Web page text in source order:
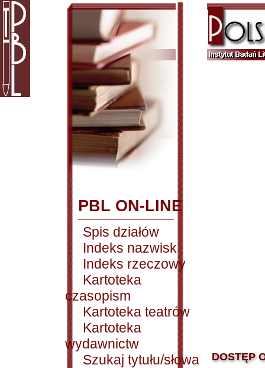
PBL ON-LINE
Spis działów
Indeks nazwisk
Indeks rzeczowy
Kartoteka
czasopism
Kartoteka teatrów
Kartoteka
wydawnictw
Szukaj tytułu/słowa
DOSTĘP